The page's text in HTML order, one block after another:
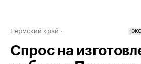
Пермский край
Спрос на